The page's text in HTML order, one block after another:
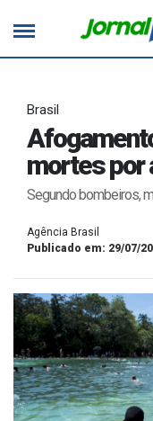
Brasil
mortes por
Segundo bombeiros,
Agência Brasil
Publicado em: 29/07/